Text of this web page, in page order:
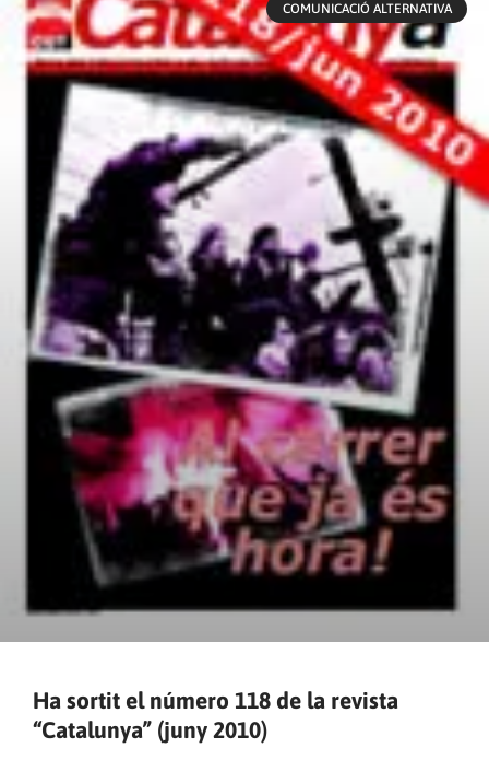
COMUNICACIÓ ALTERNATIVA
Ha sortit el número 118 de la revista
“Catalunya” (juny 2010)